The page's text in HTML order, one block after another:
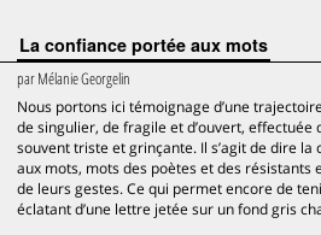
La confiance portée aux mots
parMélanie Georgelin
Nous portons ici témoignage d’une
de singulier, de fragile et d’ouvert,
souvent triste et grinçante. Il s’agit de dire
aux mots, mots des poètes et des résistants
de leurs gestes. Ce qui permet encore de
éclatant d’une lettre jetée sur un fond gris